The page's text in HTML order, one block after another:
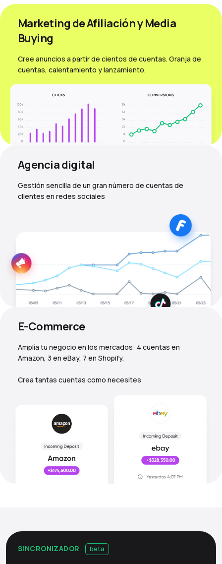
Marketing de Afiliación y Media
Вuying
Cree anuncios a partir de cientos de cuentas. Granja de
cuentas, calentamiento y lanzamiento.
Agencia digital
Gestión sencilla de un gran número de cuentas de
clientes en redes sociales
E-Commerce
Amplía tu negocio en los mercados: 4 cuentas en
Amazon, 3 en eBay, 7 en Shopify.
Crea tantas cuentas como necesites
SINCRONIZADOR beta